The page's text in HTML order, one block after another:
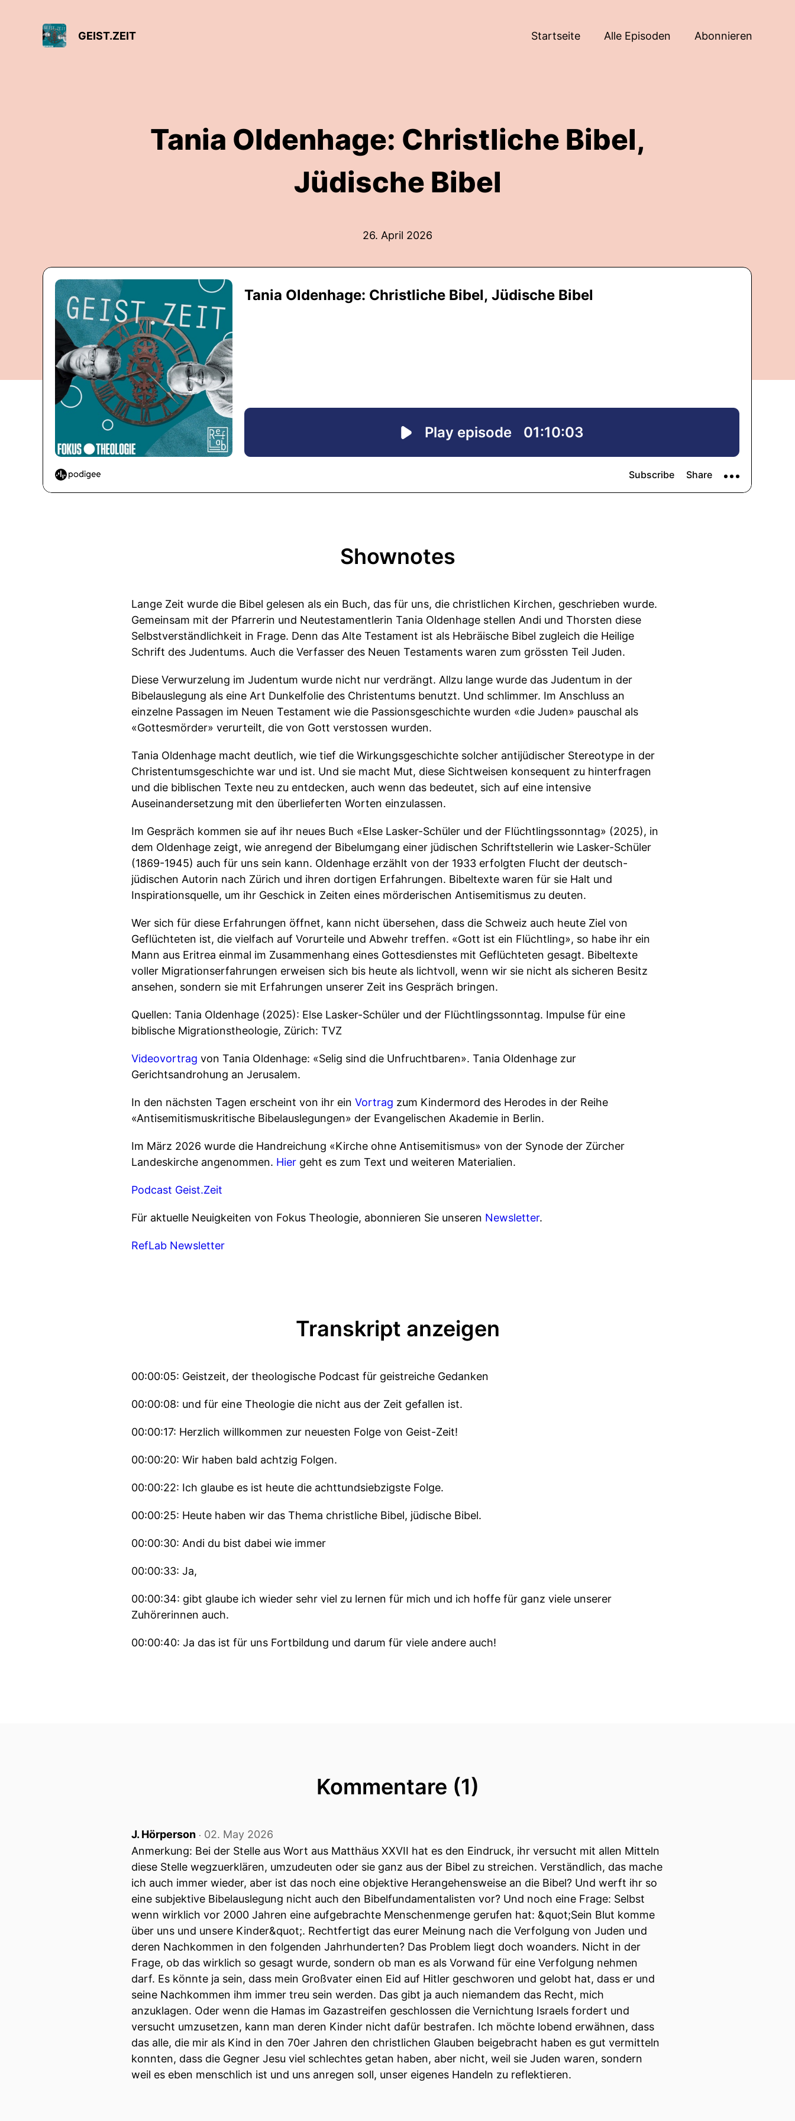
GEIST.ZEIT Startseite Alle Episoden Abonnieren
Tania Oldenhage: Christliche Bibel,
Jüdische Bibel
26. April 2026
Shownotes
Lange Zeit wurde die Bibel gelesen als ein Buch, das für uns, die christlichen Kirchen, geschrieben wurde.
Gemeinsam mit der Pfarrerin und Neutestamentlerin Tania Oldenhage stellen Andi und Thorsten diese
Selbstverständlichkeit in Frage. Denn das Alte Testament ist als Hebräische Bibel zugleich die Heilige
Schrift des Judentums. Auch die Verfasser des Neuen Testaments waren zum grössten Teil Juden.
Diese Verwurzelung im Judentum wurde nicht nur verdrängt. Allzu lange wurde das Judentum in der
Bibelauslegung als eine Art Dunkelfolie des Christentums benutzt. Und schlimmer. Im Anschluss an
einzelne Passagen im Neuen Testament wie die Passionsgeschichte wurden «die Juden» pauschal als
«Gottesmörder» verurteilt, die von Gott verstossen wurden.
Tania Oldenhage macht deutlich, wie tief die Wirkungsgeschichte solcher antijüdischer Stereotype in der
Christentumsgeschichte war und ist. Und sie macht Mut, diese Sichtweisen konsequent zu hinterfragen
und die biblischen Texte neu zu entdecken, auch wenn das bedeutet, sich auf eine intensive
Auseinandersetzung mit den überlieferten Worten einzulassen.
Im Gespräch kommen sie auf ihr neues Buch «Else Lasker-Schüler und der Flüchtlingssonntag» (2025), in
dem Oldenhage zeigt, wie anregend der Bibelumgang einer jüdischen Schriftstellerin wie Lasker-Schüler
(1869-1945) auch für uns sein kann. Oldenhage erzählt von der 1933 erfolgten Flucht der deutsch-
jüdischen Autorin nach Zürich und ihren dortigen Erfahrungen. Bibeltexte waren für sie Halt und
Inspirationsquelle, um ihr Geschick in Zeiten eines mörderischen Antisemitismus zu deuten.
Wer sich für diese Erfahrungen öffnet, kann nicht übersehen, dass die Schweiz auch heute Ziel von
Geflüchteten ist, die vielfach auf Vorurteile und Abwehr treffen. «Gott ist ein Flüchtling», so habe ihr ein
Mann aus Eritrea einmal im Zusammenhang eines Gottesdienstes mit Geflüchteten gesagt. Bibeltexte
voller Migrationserfahrungen erweisen sich bis heute als lichtvoll, wenn wir sie nicht als sicheren Besitz
ansehen, sondern sie mit Erfahrungen unserer Zeit ins Gespräch bringen.
Quellen: Tania Oldenhage (2025): Else Lasker-Schüler und der Flüchtlingssonntag. Impulse für eine
biblische Migrationstheologie, Zürich: TVZ
Videovortrag von Tania Oldenhage: «Selig sind die Unfruchtbaren». Tania Oldenhage zur
Gerichtsandrohung an Jerusalem.
In den nächsten Tagen erscheint von ihr ein Vortrag zum Kindermord des Herodes in der Reihe
«Antisemitismuskritische Bibelauslegungen» der Evangelischen Akademie in Berlin.
Im März 2026 wurde die Handreichung «Kirche ohne Antisemitismus» von der Synode der Zürcher
Landeskirche angenommen. Hier geht es zum Text und weiteren Materialien.
Podcast Geist.Zeit
Für aktuelle Neuigkeiten von Fokus Theologie, abonnieren Sie unseren Newsletter.
RefLab Newsletter
Transkript anzeigen
00:00:05: Geistzeit, der theologische Podcast für geistreiche Gedanken
00:00:08: und für eine Theologie die nicht aus der Zeit gefallen ist.
00:00:17: Herzlich willkommen zur neuesten Folge von Geist-Zeit!
00:00:20: Wir haben bald achtzig Folgen.
00:00:22: Ich glaube es ist heute die achttundsiebzigste Folge.
00:00:25: Heute haben wir das Thema christliche Bibel, jüdische Bibel.
00:00:30: Andi du bist dabei wie immer
00:00:33: Ja,
00:00:34: gibt glaube ich wieder sehr viel zu lernen für mich und ich hoffe für ganz viele unserer
Zuhörerinnen auch.
00:00:40: Ja das ist für uns Fortbildung und darum für viele andere auch!
00:00:59: Ja, wer von Anfang an dabei ist, weiß sofort.
00:01:08: Ich glaube so wirklich, dass sich da die Leute dran erinnern können!
00:01:12: Es waren damals weniger Leute.
00:01:14: Wir sind viel mehr inzwischen, die es abonniert haben.
00:01:17: aber wir haben doch Leute, die interessieren sich wo immer sie auch einsteigen dann in unsere
Geschichte für frühere Folgen.
00:01:24: Wir haben damals einen großen Block gemacht.
00:01:26: fünf sechs folgen zur feministischen Theologie.
00:01:29: das war für uns super lehrreich und spannend.
00:01:31: dass ist heute auch noch alles höhrenswert.
Kommentare (1)
J. Hörperson ‧ 02. May 2026
Anmerkung: Bei der Stelle aus Wort aus Matthäus XXVII hat es den Eindruck, ihr versucht mit allen Mitteln
diese Stelle wegzuerklären, umzudeuten oder sie ganz aus der Bibel zu streichen. Verständlich, das mache
ich auch immer wieder, aber ist das noch eine objektive Herangehensweise an die Bibel? Und werft ihr so
eine subjektive Bibelauslegung nicht auch den Bibelfundamentalisten vor? Und noch eine Frage: Selbst
wenn wirklich vor 2000 Jahren eine aufgebrachte Menschenmenge gerufen hat: &quot;Sein Blut komme
über uns und unsere Kinder&quot;. Rechtfertigt das eurer Meinung nach die Verfolgung von Juden und
deren Nachkommen in den folgenden Jahrhunderten? Das Problem liegt doch woanders. Nicht in der
Frage, ob das wirklich so gesagt wurde, sondern ob man es als Vorwand für eine Verfolgung nehmen
darf. Es könnte ja sein, dass mein Großvater einen Eid auf Hitler geschworen und gelobt hat, dass er und
seine Nachkommen ihm immer treu sein werden. Das gibt ja auch niemandem das Recht, mich
anzuklagen. Oder wenn die Hamas im Gazastreifen geschlossen die Vernichtung Israels fordert und
versucht umzusetzen, kann man deren Kinder nicht dafür bestrafen. Ich möchte lobend erwähnen, dass
das alle, die mir als Kind in den 70er Jahren den christlichen Glauben beigebracht haben es gut vermitteln
konnten, dass die Gegner Jesu viel schlechtes getan haben, aber nicht, weil sie Juden waren, sondern
weil es eben menschlich ist und uns anregen soll, unser eigenes Handeln zu reflektieren.